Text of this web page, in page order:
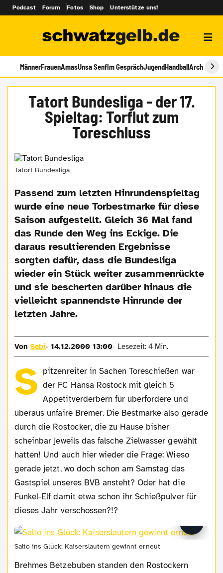
Podcast Forum Fotos Shop Unterstütze uns!
MännerFrauenAmasUnsa SenfIm GesprächJugendHandballArchiv
Tatort Bundesliga - der 17.
Spieltag: Torflut zum
Toreschluss
Tatort Bundesliga
Passend zum letzten Hinrundenspieltag
wurde eine neue Torbestmarke für diese
Saison aufgestellt. Gleich 36 Mal fand
das Runde den Weg ins Eckige. Die
daraus resultierenden Ergebnisse
sorgten dafür, dass die Bundesliga
wieder ein Stück weiter zusammenrückte
und sie bescherten darüber hinaus die
vielleicht spannendste Hinrunde der
letzten Jahre.
VonSebi 14.12.2000 13:00 Lesezeit: 4 Min.
S pitzenreiter in Sachen Toreschießen war
der FC Hansa Rostock mit gleich 5
Appetitverderbern für überfordere und
überaus unfaire Bremer. Die Bestmarke also gerade
durch die Rostocker, die zu Hause bisher
scheinbar jeweils das falsche Zielwasser gewählt
hatten! Und auch hier wieder die Frage: Wieso
gerade jetzt, wo doch schon am Samstag das
Gastspiel unseres BVB ansteht? Oder hat die
Funkel-Elf damit etwa schon ihr Schießpulver für
dieses Jahr verschossen?!?
Salto ins Glück: Kaiserslautern gewinnt erneut
Brehmes Betzebuben standen den Rostockern